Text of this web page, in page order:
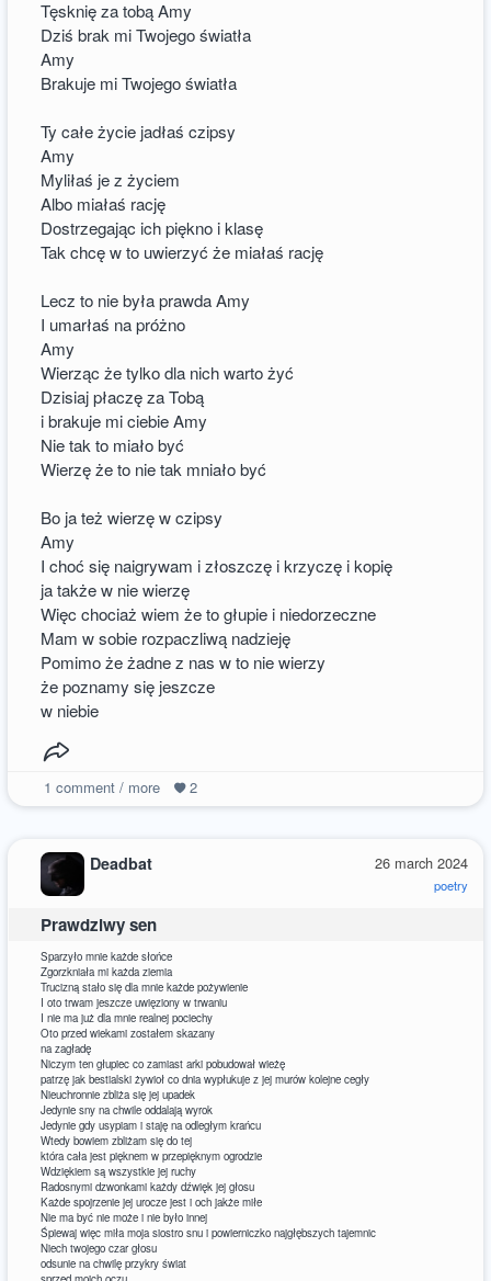
Tęsknię za tobą Amy
Dziś brak mi Twojego światła
Amy
Brakuje mi Twojego światła
Ty całe życie jadłaś czipsy
Amy
Myliłaś je z życiem
Albo miałaś rację
Dostrzegając ich piękno i klasę
Tak chcę w to uwierzyć że miałaś rację
Lecz to nie była prawda Amy
I umarłaś na próżno
Amy
Wierząc że tylko dla nich warto żyć
Dzisiaj płaczę za Tobą
i brakuje mi ciebie Amy
Nie tak to miało być
Wierzę że to nie tak mniało być
Bo ja też wierzę w czipsy
Amy
I choć się naigrywam i złoszczę i krzyczę i kopię
ja także w nie wierzę
Więc chociaż wiem że to głupie i niedorzeczne
Mam w sobie rozpaczliwą nadzieję
Pomimo że żadne z nas w to nie wierzy
że poznamy się jeszcze
w niebie
1 comment / more 2
26 march 2024
poetry
Deadbat
Prawdziwy sen
Sparzyło mnie każde słońce
Zgorzkniała mi każda ziemia
Trucizną stało się dla mnie każde pożywienie
I oto trwam jeszcze uwięziony w trwaniu
I nie ma już dla mnie realnej pociechy
Oto przed wiekami zostałem skazany
na zagładę
Niczym ten głupiec co zamiast arki pobudował wieżę
patrzę jak bestialski żywioł co dnia wypłukuje z jej murów kolejne cegły
Nieuchronnie zbliża się jej upadek
Jedynie sny na chwile oddalają wyrok
Jedynie gdy usypiam i staję na odległym krańcu
Wtedy bowiem zbliżam się do tej
która cała jest pięknem w przepięknym ogrodzie
Wdziękiem są wszystkie jej ruchy
Radosnymi dzwonkami każdy dźwięk jej głosu
Każde spojrzenie jej urocze jest i och jakże miłe
Nie ma być nie może i nie było innej
Śpiewaj więc miła moja siostro snu i powierniczko najgłębszych tajemnic
Niech twojego czar głosu
odsunie na chwilę przykry świat